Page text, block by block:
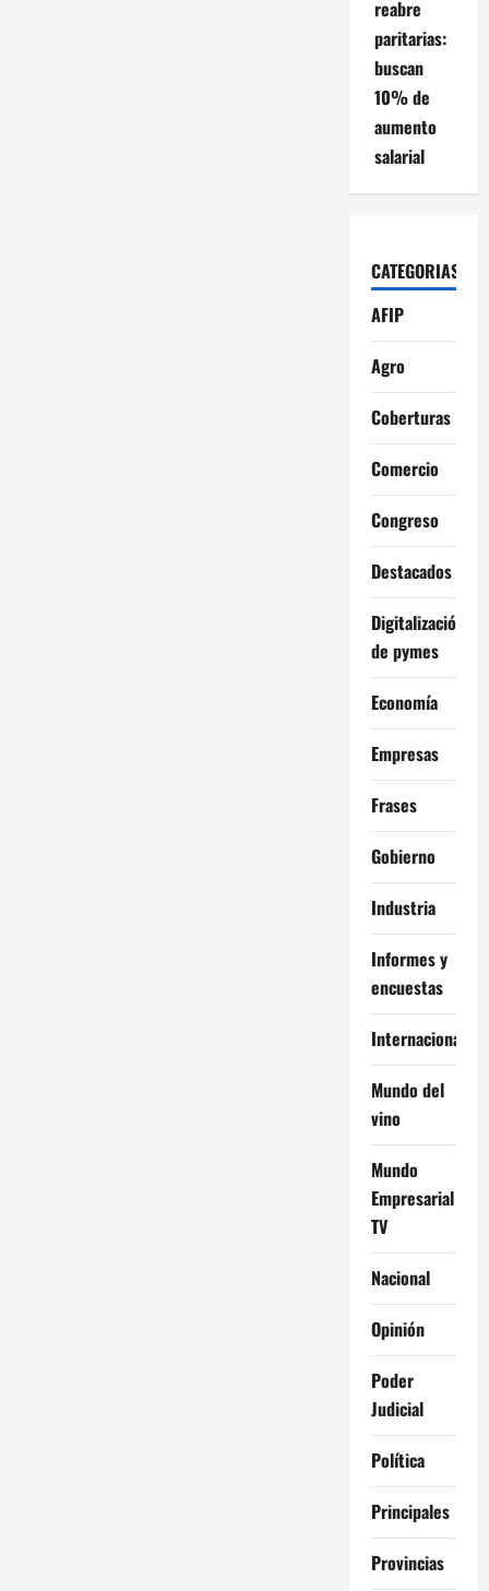
reabre
paritarias:
buscan
10% de
aumento
salarial
CATEGORIAS
AFIP
Agro
Coberturas
Comercio
Congreso
Destacados
Digitalización
de pymes
Economía
Empresas
Frases
Gobierno
Industria
Informes y
encuestas
Internacional
Mundo del
vino
Mundo
Empresarial
TV
Nacional
Opinión
Poder
Judicial
Política
Principales
Provincias